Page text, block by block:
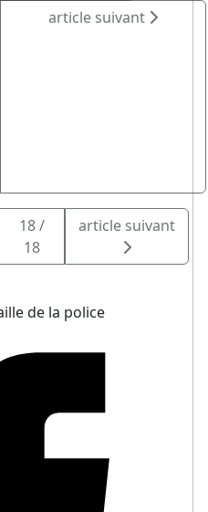
article suivant
18 /
18
article suivant
de la police